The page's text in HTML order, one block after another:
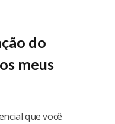
do
meus
que você